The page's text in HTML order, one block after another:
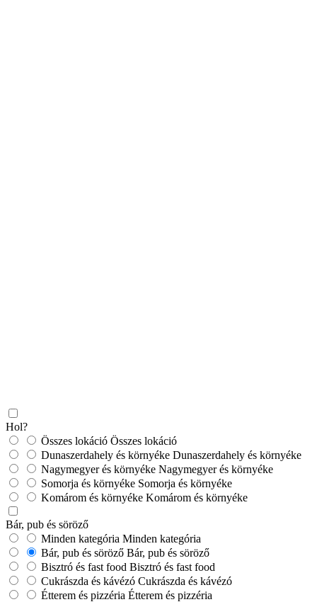
Hol?
Összes lokáció Összes lokáció
Dunaszerdahely és környéke Dunaszerdahely és környéke
Nagymegyer és környéke Nagymegyer és környéke
Somorja és környéke Somorja és környéke
Komárom és környéke Komárom és környéke
Bár, pub és söröző
Minden kategória Minden kategória
Bár, pub és söröző Bár, pub és söröző
Bisztró és fast food Bisztró és fast food
Cukrászda és kávézó Cukrászda és kávézó
Étterem és pizzéria Étterem és pizzéria